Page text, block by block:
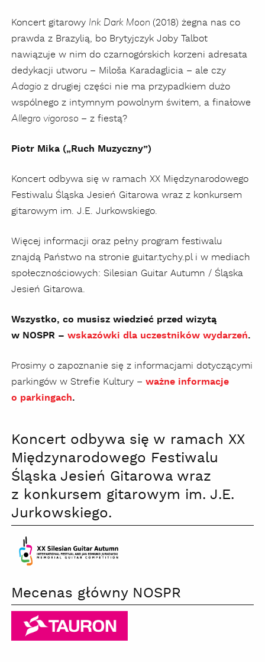
Koncert gitarowy Ink Dark Moon (2018) żegna nas co
prawda z Brazylią, bo Brytyjczyk Joby Talbot
nawiązuje w nim do czarnogórskich korzeni adresata
dedykacji utworu – Miloša Karadaglicia – ale czy
Adagio z drugiej części nie ma przypadkiem dużo
wspólnego z intymnym powolnym świtem, a finałowe
Allegro vigoroso – z fiestą?
Piotr Mika („Ruch Muzyczny”)
Koncert odbywa się w ramach XX Międzynarodowego
Festiwalu Śląska Jesień Gitarowa wraz z konkursem
gitarowym im. J.E. Jurkowskiego.
Więcej informacji oraz pełny program festiwalu
znajdą Państwo na stronie guitar.tychy.pl i w mediach
społecznościowych: Silesian Guitar Autumn / Śląska
Jesień Gitarowa.
Wszystko, co musisz wiedzieć przed wizytą
w NOSPR – wskazówki dla uczestników wydarzeń.
Prosimy o zapoznanie się z informacjami dotyczącymi
parkingów w Strefie Kultury – ważne informacje
o parkingach.
Koncert odbywa się w ramach XX
Międzynarodowego Festiwalu
Śląska Jesień Gitarowa wraz
z konkursem gitarowym im. J.E.
Jurkowskiego.
Śląska
Jesień
Gitarowa
Mecenas główny NOSPR